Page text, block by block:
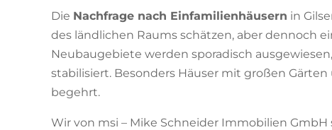
Die Nachfrage nach Einfamilienhäusern in
des ländlichen Raums schätzen, aber dennoch
Neubaugebiete werden sporadisch
stabilisiert. Besonders Häuser mit großen
begehrt.
Wir von msi – Mike Schneider Immobilien